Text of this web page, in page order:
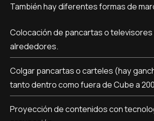
También hay diferentes formas de
Colocación de pancartas o televisores
alrededores.
Colgar pancartas o carteles (hay
tanto dentro como fuera de Cube a
Proyección de contenidos con